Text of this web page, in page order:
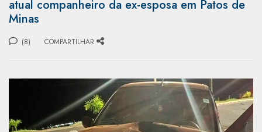
atual companheiro da ex-esposa em Patos de
Minas
(8) COMPARTILHAR